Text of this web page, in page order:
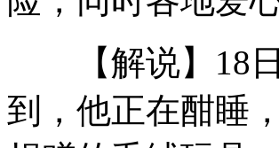
宝马车主酒驾冲卡称"不懂你们风俗"
【解说】18日
到，他正在酣睡